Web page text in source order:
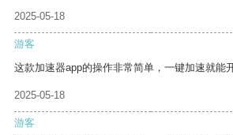
2025-05-18
游客
这款加速器app的操作非常简单，一键加速就能
2025-05-18
游客